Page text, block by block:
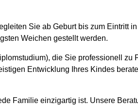
Sie ab Geburt bis zum Eintritt
Weichen gestellt werden.
die Sie professionell zu
Entwicklung Ihres Kindes
Familie einzigartig ist. Unsere